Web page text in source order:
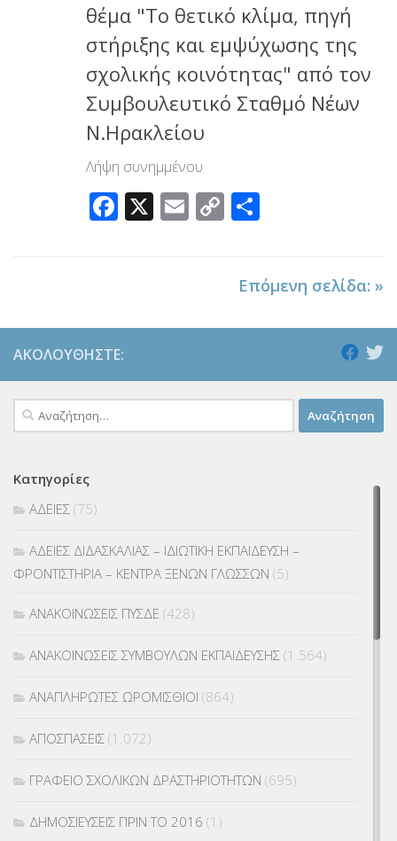
θέμα "Το θετικό κλίμα, πηγή
στήριξης και εμψύχωσης της
σχολικής κοινότητας" από τον
Συμβουλευτικό Σταθμό Νέων
Ν.Ηρακλείου
Λήψη συνημμένου
Facebook
X Email
Copy
Επόμενη σελίδα: »
ΑΚΟΛΟΥΘΉΣΤΕ:
Αναζήτηση
για:
Κατηγορίες
ΑΔΕΙΕΣ (75)
ΑΔΕΙΕΣ ΔΙΔΑΣΚΑΛΙΑΣ – ΙΔΙΩΤΙΚΗ ΕΚΠΑΙΔΕΥΣΗ –
ΦΡΟΝΤΙΣΤΗΡΙΑ – ΚΕΝΤΡΑ ΞΕΝΩΝ ΓΛΩΣΣΩΝ (5)
ΑΝΑΚΟΙΝΩΣΕΙΣ ΠΥΣΔΕ (428)
ΑΝΑΚΟΙΝΩΣΕΙΣ ΣΥΜΒΟΥΛΩΝ ΕΚΠΑΙΔΕΥΣΗΣ (1.564)
ΑΝΑΠΛΗΡΩΤΕΣ ΩΡΟΜΙΣΘΙΟΙ (864)
ΑΠΟΣΠΑΣΕΙΣ (1.072)
ΓΡΑΦΕΙΟ ΣΧΟΛΙΚΩΝ ΔΡΑΣΤΗΡΙΟΤΗΤΩΝ (695)
ΔΗΜΟΣΙΕΥΣΕΙΣ ΠΡΙΝ ΤΟ 2016 (1)